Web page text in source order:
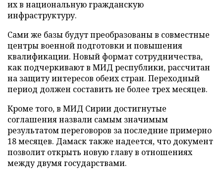
их в национальную гражданскую
инфраструктуру.
Сами же базы будут преобразованы в совместные
центры военной подготовки и повышения
квалификации. Новый формат сотрудничества,
как подчеркивают в МИД республики, рассчитан
на защиту интересов обеих стран. Переходный
период должен составить не более трех месяцев.
Кроме того, в МИД Сирии достигнутые
соглашения назвали самым значимым
результатом переговоров за последние примерно
18 месяцев. Дамаск также надеется, что документ
позволит открыть новую главу в отношениях
между двумя государствами.